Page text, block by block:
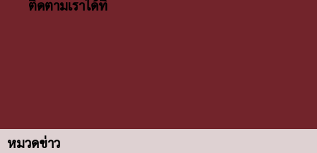
ติดตามเราได้ที่
หมวดข่าว